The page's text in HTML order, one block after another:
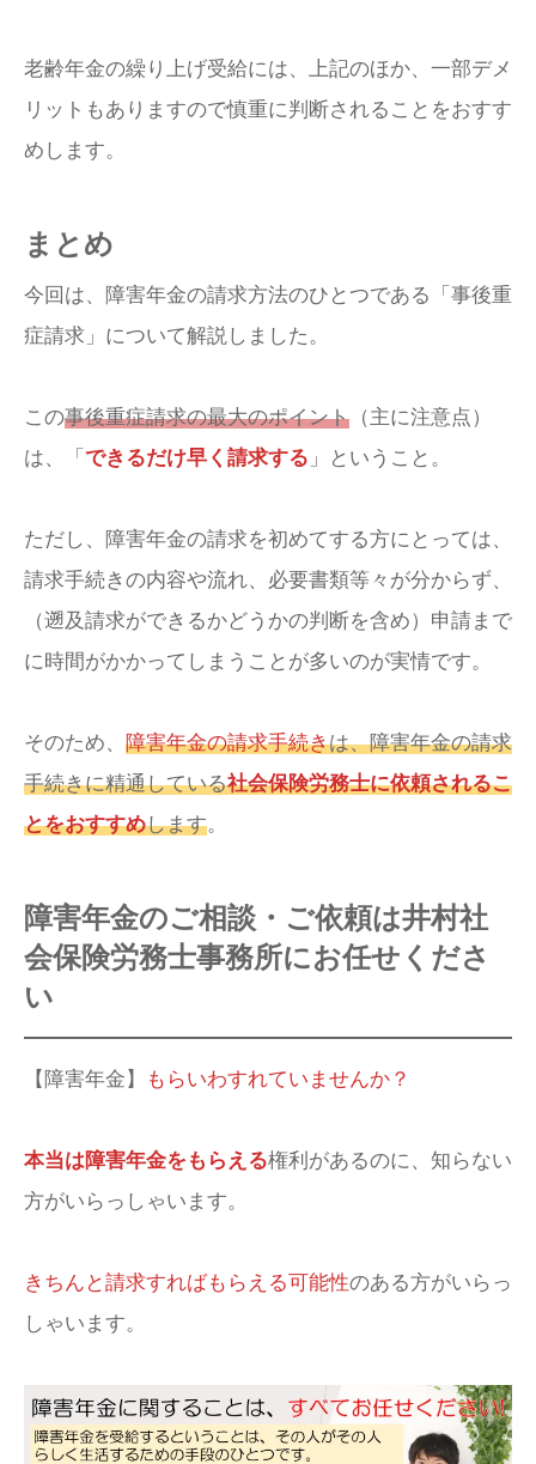
老齢年金の繰り上げ受給には、上記のほか、一部デメ
リットもありますので慎重に判断されることをおすす
めします。
まとめ
今回は、障害年金の請求方法のひとつである「事後重
症請求」について解説しました。
この事後重症請求の最大のポイント （主に注意点）
は、「 できるだけ早く請求する 」ということ。
ただし、障害年金の請求を初めてする方にとっては、
請求手続きの内容や流れ、必要書類等々が分からず、
（遡及請求ができるかどうかの判断を含め）申請まで
に時間がかかってしまうことが多いのが実情です。
そのため、 障害年金の請求手続きは、障害年金の請求
手続きに精通している社会保険労務士に依頼されるこ
とをおすすめします。
障害年金のご相談・ご依頼は井村社
会保険労務士事務所にお任せくださ
い
【障害年金】 もらいわすれていませんか？
本当は障害年金をもらえる権利があるのに、知らない
方がいらっしゃいます。
きちんと請求すればもらえる可能性のある方がいらっ
しゃいます。